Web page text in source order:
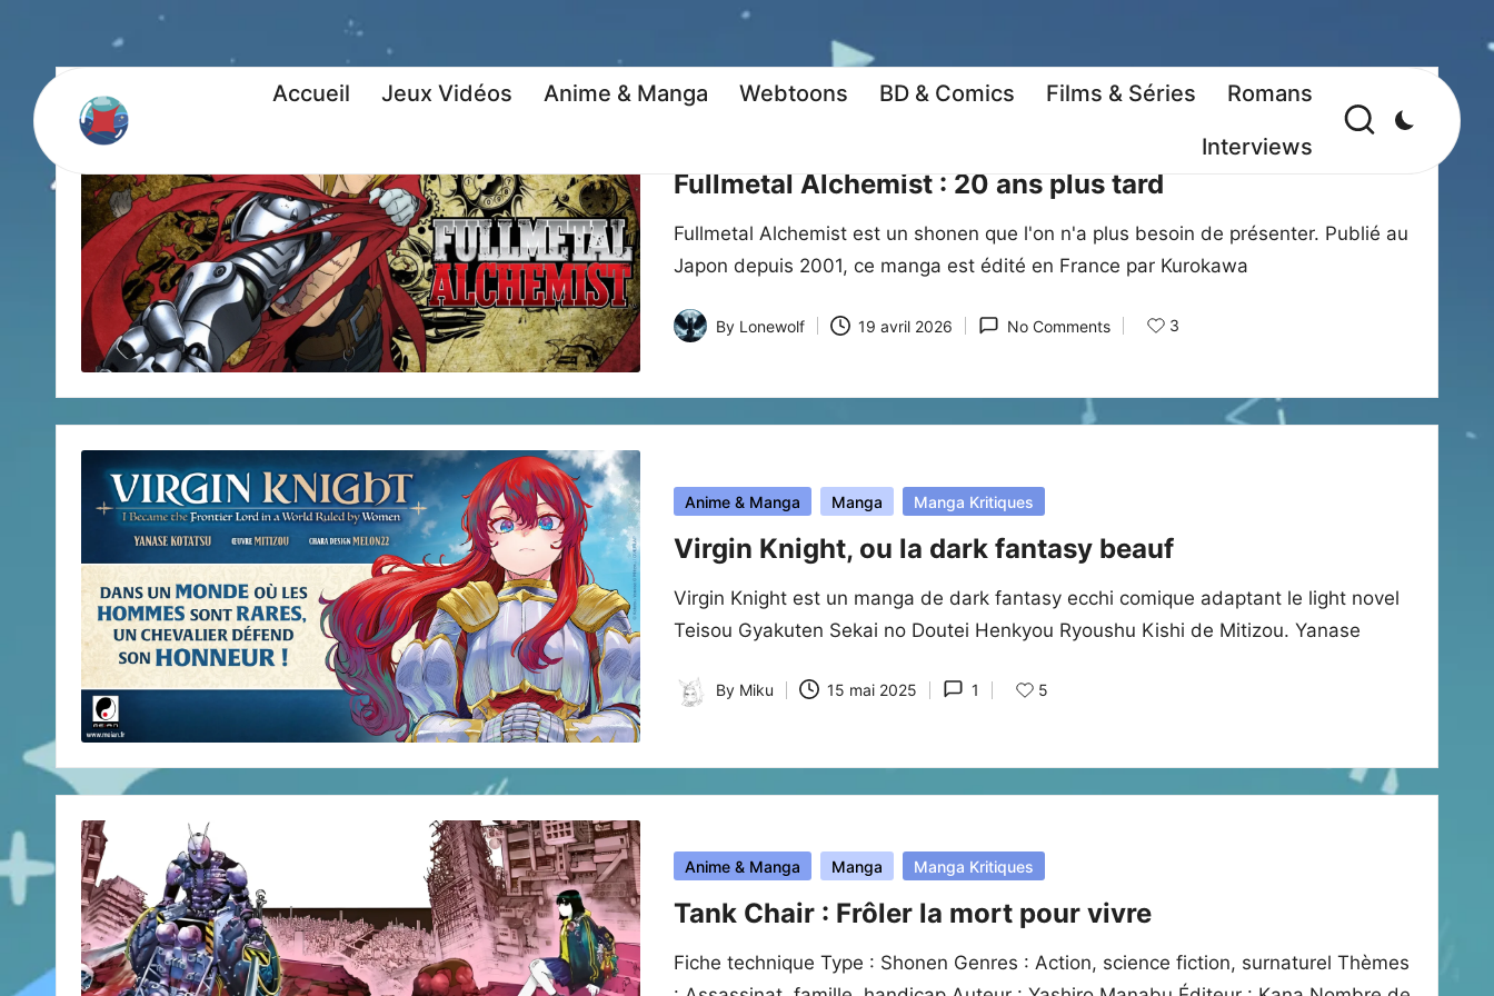
Accueil Jeux Vidéos Anime & Manga Webtoons BD & Comics Films & Séries
Romans
Interviews
Fullmetal Alchemist : 20 ans plus tard
Fullmetal Alchemist est un shonen que l'on n'a plus besoin de présenter. Publié au
Japon depuis 2001, ce manga est édité en France par Kurokawa
Posted
By Lonewolf 19 avril 2026 No Comments 3
Posted
Anime & Manga Manga Manga Kritiques
Virgin Knight, ou la dark fantasy beauf
Virgin Knight est un manga de dark fantasy ecchi comique adaptant le light novel
Teisou Gyakuten Sekai no Doutei Henkyou Ryoushu Kishi de Mitizou. Yanase
Posted
By Miku 15 mai 2025 1 5
Posted
Anime & Manga Manga Manga Kritiques
Tank Chair : Frôler la mort pour vivre
Fiche technique Type : Shonen Genres : Action, science fiction, surnaturel Thèmes